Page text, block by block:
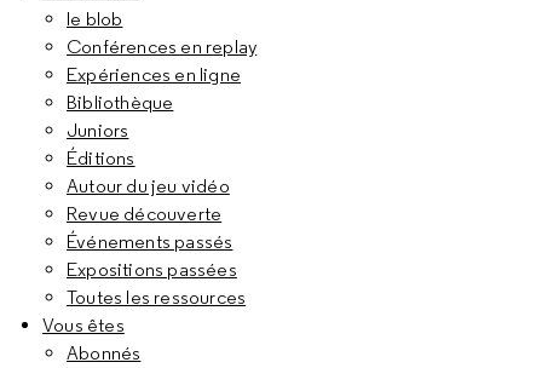
le blob
Conférences en replay
Expériences en ligne
Bibliothèque
Juniors
Éditions
Autour du jeu vidéo
Revue découverte
Événements passés
Expositions passées
Toutes les ressources
Vous êtes
Abonnés